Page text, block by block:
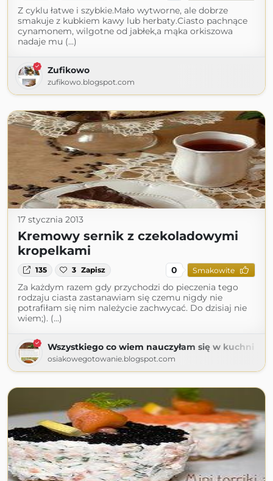
Z cyklu łatwe i szybkie.Mało wytworne, ale dobrze
smakuje z kubkiem kawy lub herbaty.Ciasto pachnące
cynamonem, wilgotne od jabłek,a mąka orkiszowa
nadaje mu (...)
Zufikowo
zufikowo.blogspot.com
17 stycznia 2013
Kremowy sernik z czekoladowymi
kropelkami
135 3 Zapisz 0 Smakowite
Za każdym razem gdy przychodzi do pieczenia tego
rodzaju ciasta zastanawiam się czemu nigdy nie
potrafiłam się nim należycie zachwycać. Do dzisiaj nie
wiem;). (...)
Wszystkiego co wiem nauczyłam się w kuchni
osiakowegotowanie.blogspot.com